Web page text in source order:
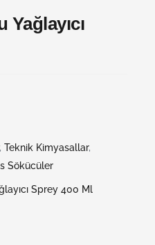
, Teknik Kimyasallar,
Sökücüler
Sprey 400 Ml